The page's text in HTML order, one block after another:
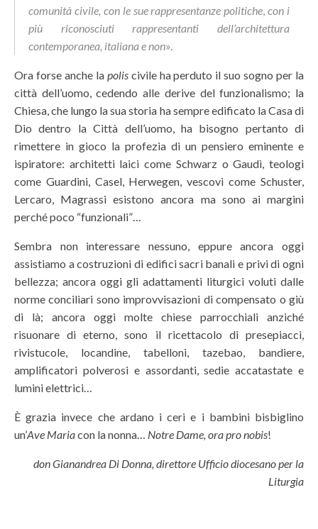
comunità civile, con le sue rappresentanze politiche ,con i
più riconosciuti rappresentanti dell’architettura
contemporanea, italiana e non».
Ora forse anche la polis civile ha perduto il suo sogno per la
città dell’uomo, cedendo alle derive del funzionalismo; la
Chiesa, che lungo la sua storia ha sempre edificato la Casa di
Dio dentro la Città dell’uomo, ha bisogno pertanto di
rimettere in gioco la profezia di un pensiero eminente e
ispiratore: architetti laici come Schwarz o Gaudì, teologi
come Guardini, Casel, Herwegen, vescovi come Schuster,
Lercaro, Magrassi esistono ancora ma sono ai margini
perché poco “funzionali”…
Sembra non interessare nessuno, eppure ancora oggi
assistiamo a costruzioni di edifici sacri banali e privi di ogni
bellezza; ancora oggi gli adattamenti liturgici voluti dalle
norme conciliari sono improvvisazioni di compensato o giù
di là; ancora oggi molte chiese parrocchiali anziché
risuonare di eterno, sono il ricettacolo di presepiacci,
rivistucole, locandine, tabelloni, tazebao, bandiere,
amplificatori polverosi e assordanti, sedie accatastate e
lumini elettrici…
È grazia invece che ardano i ceri e i bambini bisbiglino
un’Ave Mariacon la nonna… Notre Dame, ora pro nobis!
don Gianandrea Di Donna, direttore Ufficio diocesano per la
Liturgia